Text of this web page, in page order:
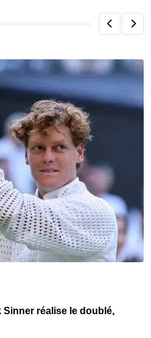
réalise le doublé,